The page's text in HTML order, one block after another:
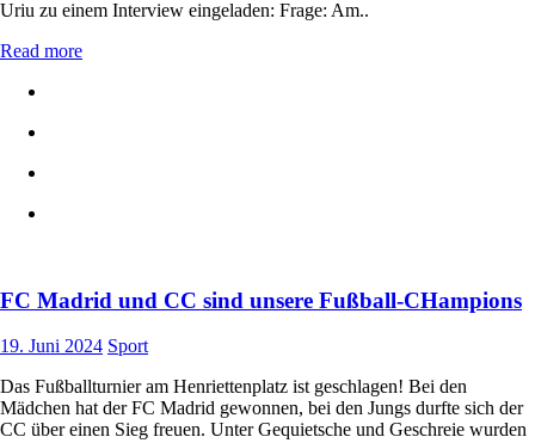
Uriu zu einem Interview eingeladen: Frage: Am..
Read more
FC Madrid und CC sind unsere Fußball-CHampions
19. Juni 2024 Sport
Das Fußballturnier am Henriettenplatz ist geschlagen! Bei den
Mädchen hat der FC Madrid gewonnen, bei den Jungs durfte sich der
CC über einen Sieg freuen. Unter Gequietsche und Geschreie wurden